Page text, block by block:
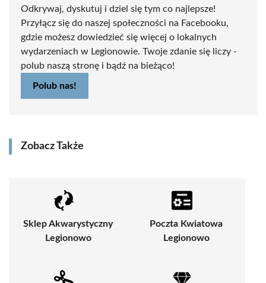
Odkrywaj, dyskutuj i dziel się tym co najlepsze!
Przyłącz się do naszej społeczności na Facebooku,
gdzie możesz dowiedzieć się więcej o lokalnych
wydarzeniach w Legionowie. Twoje zdanie się liczy -
polub naszą stronę i bądź na bieżąco!
Polub nas!
Zobacz Także
Sklep Akwarystyczny
Legionowo
Poczta Kwiatowa
Legionowo